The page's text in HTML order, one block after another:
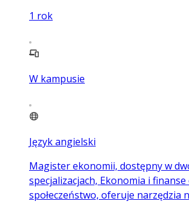
1 rok
W kampusie
Język angielski
Magister ekonomii, dostępny w
specjalizacjach, Ekonomia i
społeczeństwo, oferuje narzędzia